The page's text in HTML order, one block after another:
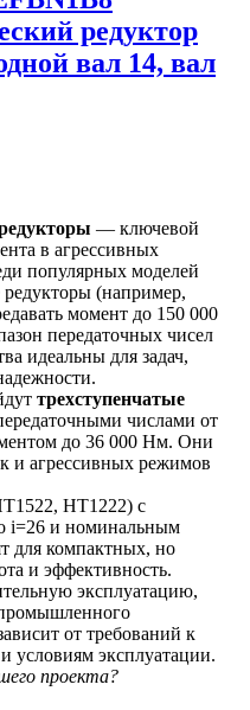
редуктор
вал 14, вал
— ключевой
в агрессивных
популярных моделей
(например,
момент до 150 000
передаточных чисел
идеальны для задач,
трехступенчатые
числами от
до 36 000 Нм. Они
и агрессивных режимов
HT1222) с
i=26 и номинальным
для компактных, но
и эффективность.
эксплуатацию,
от требований к
условиям эксплуатации.
проекта?